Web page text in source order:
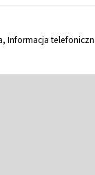
Informacja